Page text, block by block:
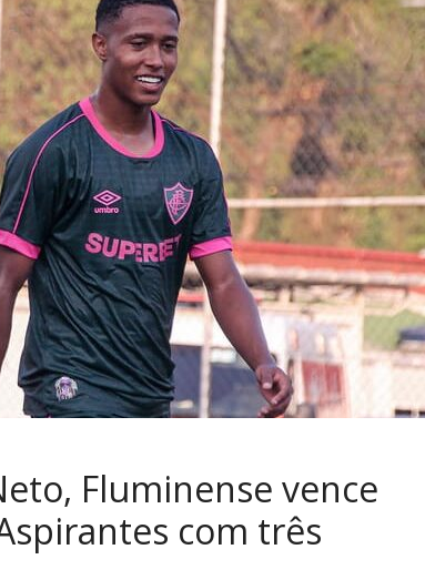
Fluminense vence
com três